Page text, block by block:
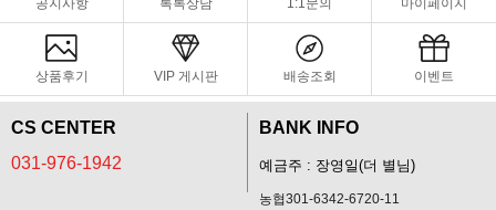
상품후기 VIP 게시판 배송조회 이벤트
CS CENTER
031-976-1942
BANK INFO
예금주 : 장영일(더 별님)
농협301-6342-6720-11